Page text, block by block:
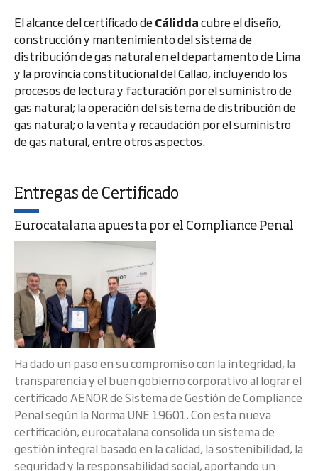
El alcance del certificado deCáliddacubre el diseño,
construcción y mantenimiento del sistema de
distribución de gas natural en el departamento de Lima
y la provincia constitucional del Callao, incluyendo los
procesos de lectura y facturación por el suministro de
gas natural; la operación del sistema de distribución de
gas natural; o la venta y recaudación por el suministro
de gas natural, entre otros aspectos.
Entregas de Certificado
Eurocatalana apuesta por el Compliance Penal
Ha dado un paso en su compromiso con la integridad, la
transparencia y el buen gobierno corporativo al lograr el
certificado AENOR de Sistema de Gestión de Compliance
Penal según la Norma UNE 19601. Con esta nueva
certificación, eurocatalana consolida un sistema de
gestión integral basado en la calidad, la sostenibilidad, la
seguridad y la responsabilidad social, aportando un